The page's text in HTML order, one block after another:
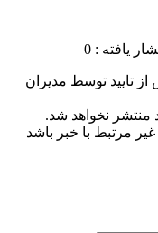
یافته : 0
تایید توسط مدیران
منتشر نخواهد شد.
مرتبط با خبر باشد